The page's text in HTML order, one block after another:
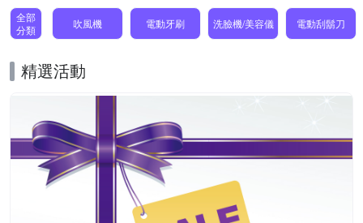
全部
分類
吹風機 電動牙刷 洗臉機/美容儀 電動刮鬍刀
精選活動